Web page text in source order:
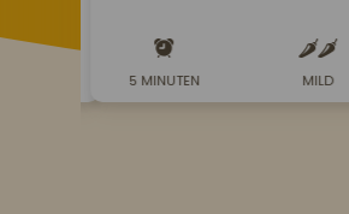
5 MINUTEN MILD